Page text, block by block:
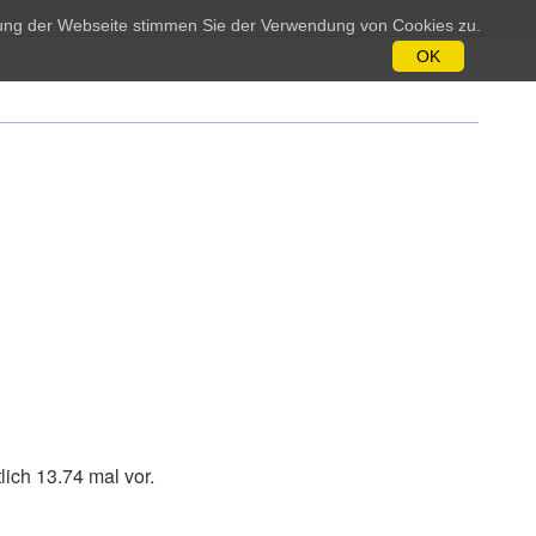
13.74 mal vor.
der Webseite stimmen Sie der Verwendung von Cookies zu.
OK